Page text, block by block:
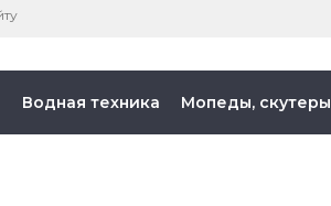
Водная техника Мопеды, скутеры